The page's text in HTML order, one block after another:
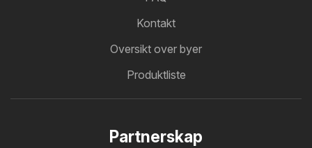
Kontakt
Oversikt over byer
Produktliste
Partnerskap